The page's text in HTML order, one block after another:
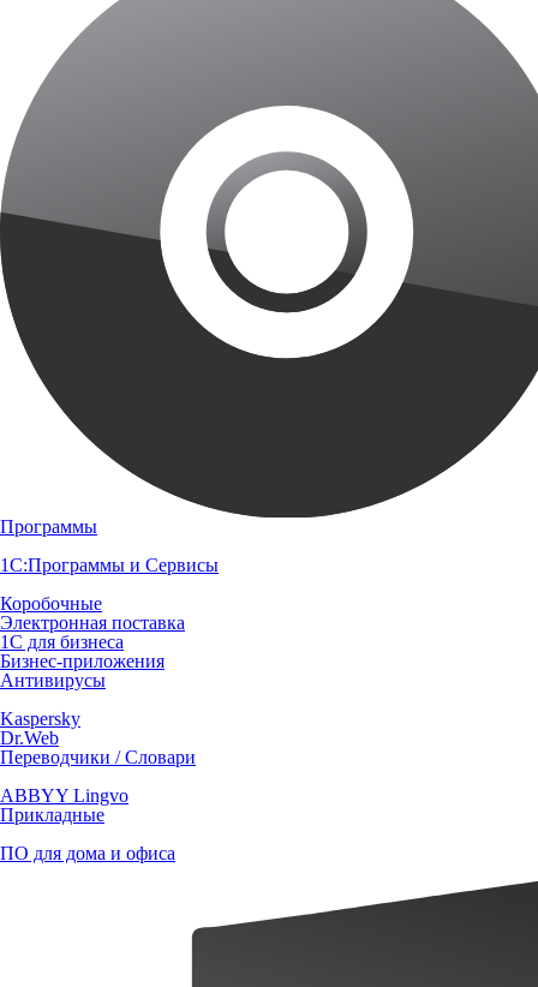
Программы
1С:Программы и Сервисы
Коробочные
Электронная поставка
1С для бизнеса
Бизнес-приложения
Антивирусы
Kaspersky
Dr.Web
Переводчики / Словари
ABBYY Lingvo
Прикладные
ПО для дома и офиса